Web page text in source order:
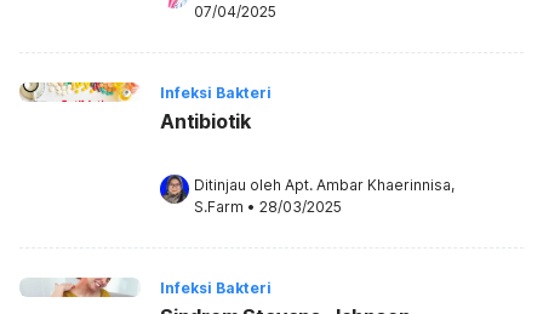
07/04/2025
Infeksi Bakteri
Antibiotik
Ditinjau oleh Apt. Ambar Khaerinnisa,
S.Farm • 28/03/2025
Infeksi Bakteri